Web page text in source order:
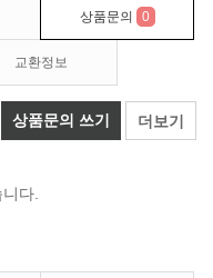
상품문의 0
교환정보
상품문의 쓰기 더보기
다.